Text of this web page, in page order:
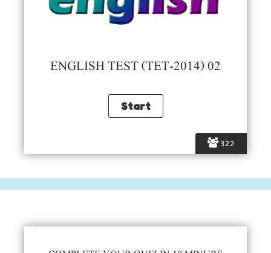
322
ENGLISH TEST (TET-2014) 02